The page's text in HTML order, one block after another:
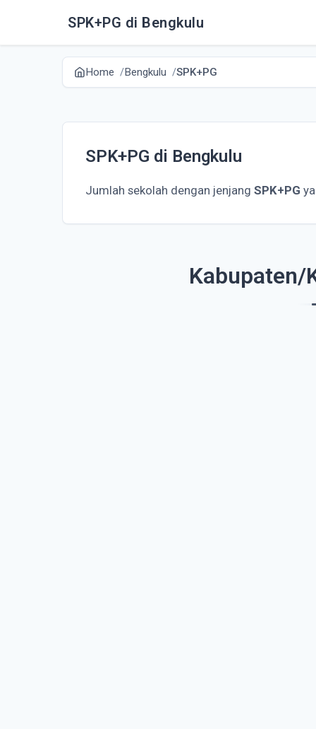
SPK+PG di Bengkulu
Home Bengkulu SPK+PG
SPK+PG di Bengkulu
Jumlah sekolah dengan jenjang SPK+PG
Kabupaten/